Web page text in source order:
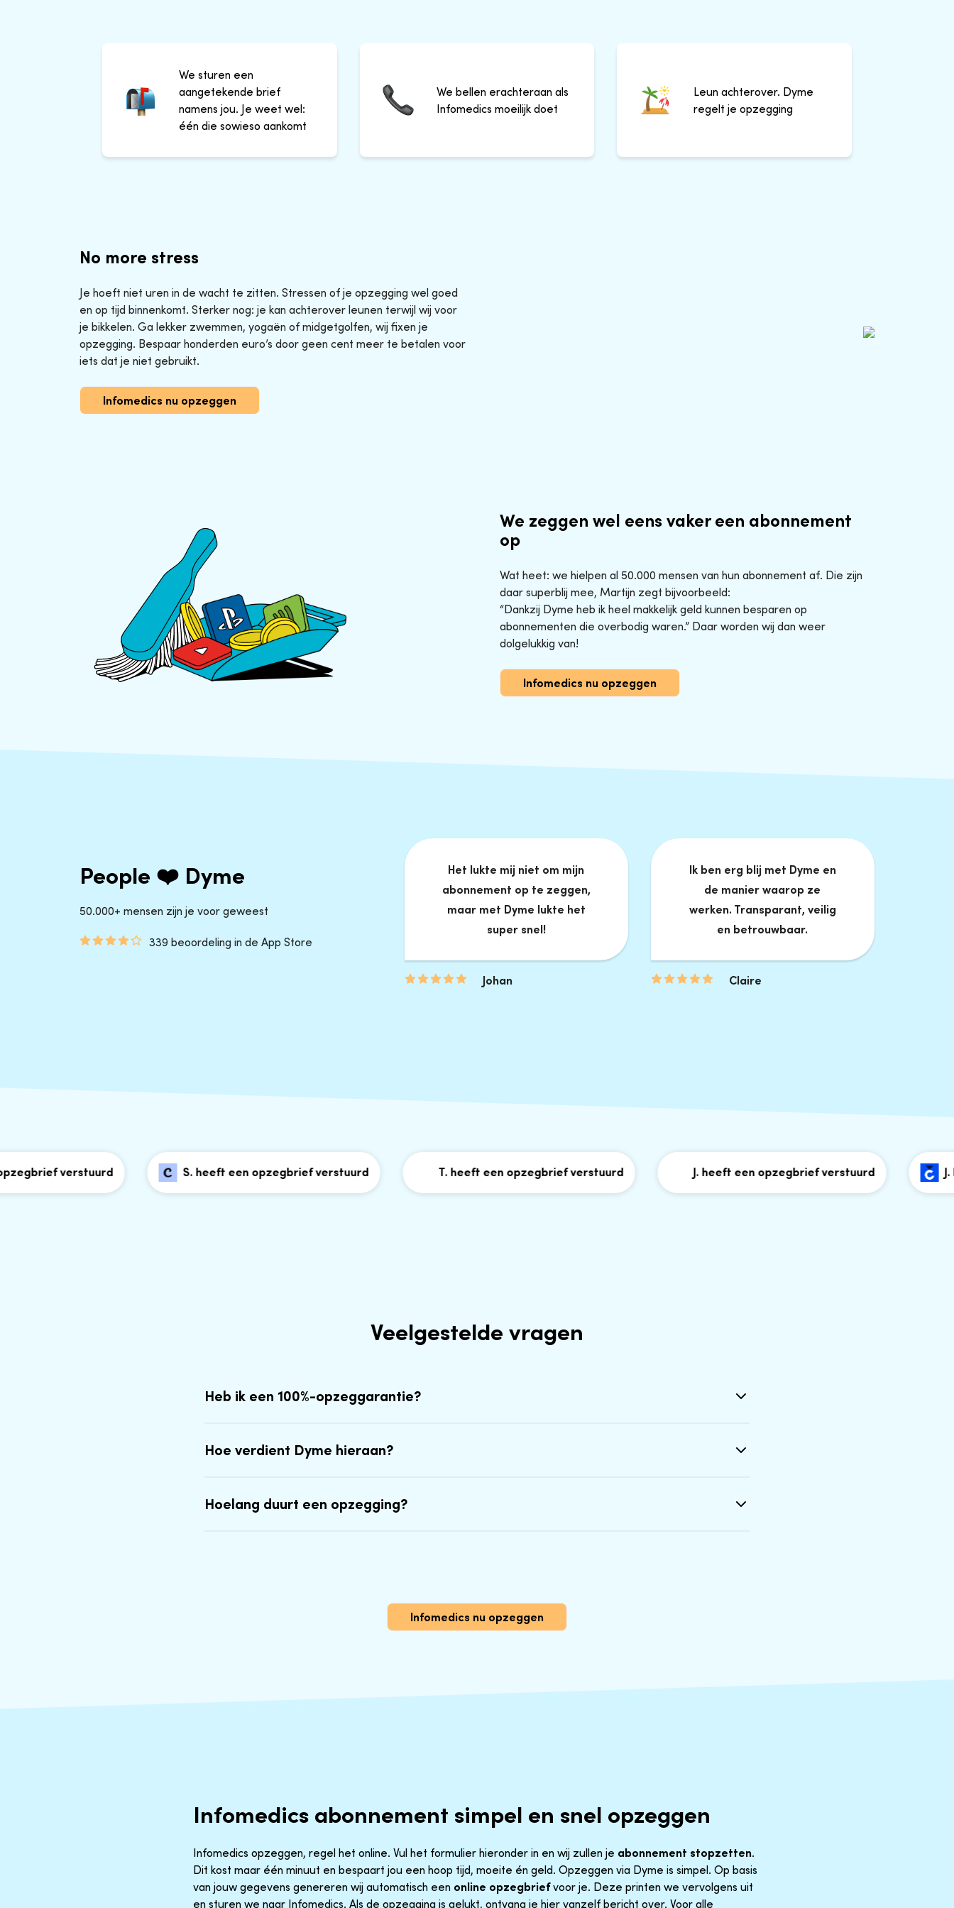
We sturen een
aangetekende brief
namens jou. Je weet wel:
één die sowieso aankomt
We bellen erachteraan als
Infomedics moeilijk doet
Leun achterover. Dyme
regelt je opzegging
No more stress
Je hoeft niet uren in de wacht te zitten. Stressen of je opzegging wel goed
en op tijd binnenkomt. Sterker nog: je kan achterover leunen terwijl wij voor
je bikkelen. Ga lekker zwemmen, yogaën of midgetgolfen, wij fixen je
opzegging. Bespaar honderden euro’s door geen cent meer te betalen voor
iets dat je niet gebruikt.
Infomedics nu opzeggen
We zeggen wel eens vaker een abonnement
op
Wat heet: we hielpen al 50.000 mensen van hun abonnement af. Die zijn
daar superblij mee, Martijn zegt bijvoorbeeld:
“Dankzij Dyme heb ik heel makkelijk geld kunnen besparen op
abonnementen die overbodig waren.” Daar worden wij dan weer
dolgelukkig van!
Infomedics nu opzeggen
People ❤️ Dyme
50.000+ mensen zijn je voor geweest
339 beoordeling in de App Store
Het lukte mij niet om mijn
abonnement op te zeggen,
maar met Dyme lukte het
super snel!
Johan
Ik ben erg blij met Dyme en
de manier waarop ze
werken. Transparant, veilig
en betrouwbaar.
Claire
verstuurd S. heeft een opzegbrief verstuurd T. heeft een opzegbrief verstuurd J. heeft een opzegbrief verstuurd J.
Veelgestelde vragen
Heb ik een 100%-opzeggarantie?
Hoe verdient Dyme hieraan?
Hoelang duurt een opzegging?
Infomedics nu opzeggen
Infomedics abonnement simpel en snel opzeggen
Infomedics opzeggen, regel het online. Vul het formulier hieronder in en wij zullen je abonnement stopzetten.
Dit kost maar één minuut en bespaart jou een hoop tijd, moeite én geld. Opzeggen via Dyme is simpel. Op basis
van jouw gegevens genereren wij automatisch een online opzegbriefvoor je. Deze printen we vervolgens uit
en sturen we naar Infomedics. Als de opzegging is gelukt, ontvang je hier vanzelf bericht over. Voor alle